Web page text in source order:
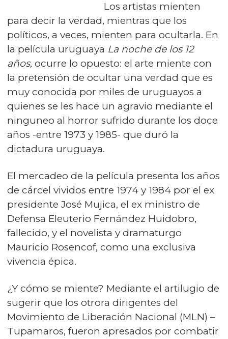
Los artistas mienten
para decir la verdad, mientras que los
políticos, a veces, mienten para ocultarla. En
la película uruguaya La noche de los 12
años, ocurre lo opuesto: el arte miente con
la pretensión de ocultar una verdad que es
muy conocida por miles de uruguayos a
quienes se les hace un agravio mediante el
ninguneo al horror sufrido durante los doce
años -entre 1973 y 1985- que duró la
dictadura uruguaya.
El mercadeo de la película presenta los años
de cárcel vividos entre 1974 y 1984 por el ex
presidente José Mujica, el ex ministro de
Defensa Eleuterio Fernández Huidobro,
fallecido, y el novelista y dramaturgo
Mauricio Rosencof, como una exclusiva
vivencia épica.
¿Y cómo se miente? Mediante el artilugio de
sugerir que los otrora dirigentes del
Movimiento de Liberación Nacional (MLN) –
Tupamaros, fueron apresados por combatir